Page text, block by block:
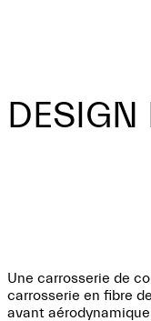
DESIGN
Une carrosserie de
carrosserie en fibre
avant